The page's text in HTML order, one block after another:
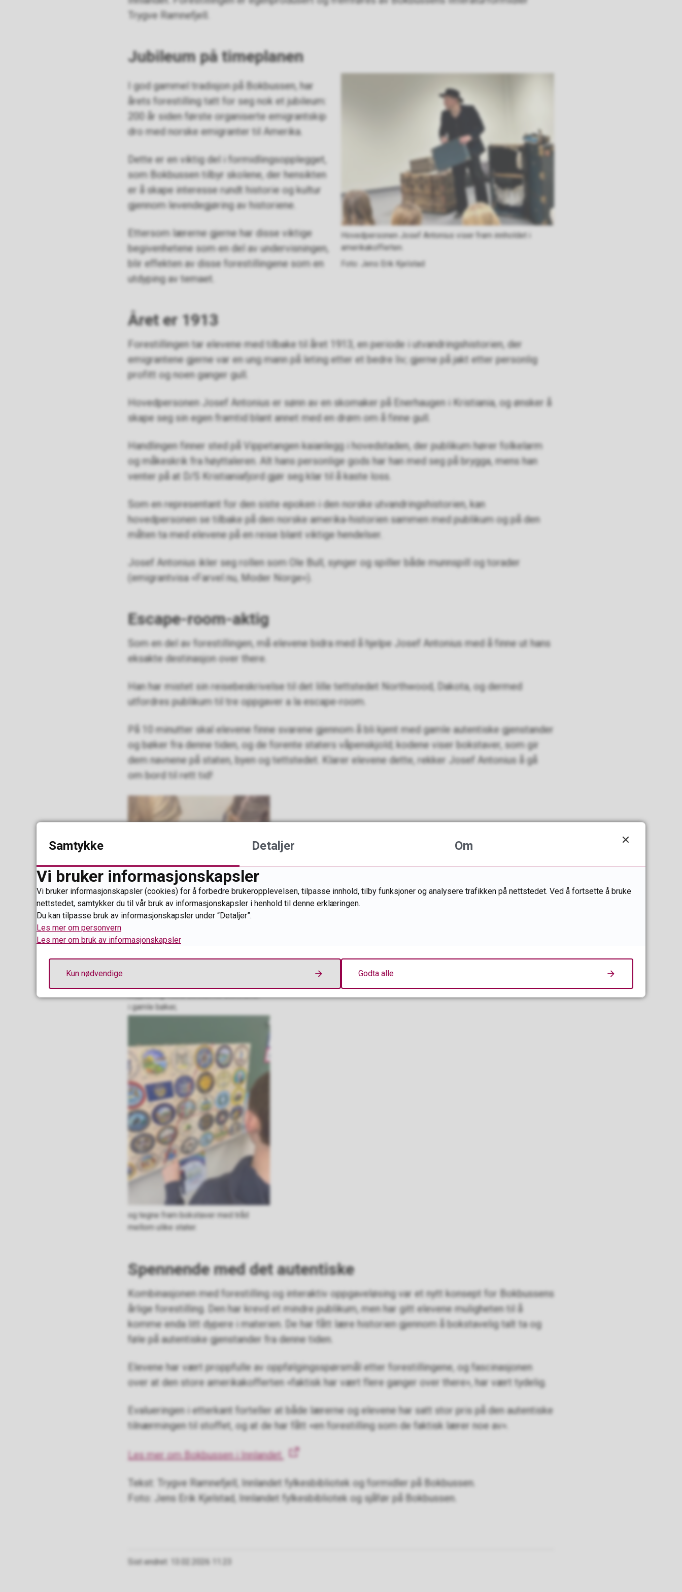
Trygve Ramnefjell.
Jubileum på timeplanen
Hovedpersonen Josef Antonius viser fram innholdet i
amerikakofferten.
Jens Erik Kjelstad
I god gammel tradisjon på Bokbussen, har
årets forestilling tatt for seg nok et jubileum:
200 år siden første organiserte emigrantskip
dro med norske emigranter til Amerika.
Dette er en viktig del i formidlingsopplegget,
som Bokbussen tilbyr skolene, der hensikten
er å skape interesse rundt historie og kultur
gjennom levendegjøring av historiene.
Ettersom lærerne gjerne har disse viktige
begivenhetene som en del av undervisningen,
blir effekten av disse forestillingene som en
utdyping av temaet.
Året er 1913
Forestillingen tar elevene med tilbake til året 1913, en periode i utvandringshistorien, der
emigrantene gjerne var en ung mann på leting etter et bedre liv; gjerne på jakt etter personlig
profitt og noen ganger gull.
Hovedpersonen Josef Antonius er sønn av en skomaker på Enerhaugen i Kristiania, og ønsker å
skape seg sin egen framtid blant annet med en drøm om å finne gull.
Handlingen finner sted på Vippetangen kaianlegg i hovedstaden, der publikum hører folkelarm
og måkeskrik fra høyttaleren. Alt hans personlige gods har han med seg på brygga, mens han
venter på at D/S Kristianiafjord gjør seg klar til å kaste loss.
Som en representant for den siste epoken i den norske utvandringshistorien, kan
hovedpersonen se tilbake på den norske amerika-historien sammen med publikum og på den
måten ta med elevene på en reise blant viktige hendelser.
Josef Antonius ikler seg rollen som Ole Bull, synger og spiller både munnspill og torader
(emigrantvisa «Farvel nu, Moder Norge»).
Escape-room-aktig
Som en del av forestillingen, må elevene bidra med å hjelpe Josef Antonius med å finne ut hans
eksakte destinasjon over there.
Han har mistet sin reisebeskrivelse til det lille tettstedet Northwood, Dakota, og dermed
utfordres publikum til tre oppgaver a la escape-room.
På 10 minutter skal elevene finne svarene gjennom å bli kjent med gamle autentiske gjenstander
og bøker fra denne tiden, og de forente staters våpenskjold; kodene viser bokstaver, som gir
dem navnene på staten, byen og tettstedet. Klarer elevene dette, rekker Josef Antonius å gå
om bord til rett tid!
Kryptering: finne bestemte bokstaver
i gamle bøker,
og tegne fram bokstaver med tråd
mellom ulike stater.
Spennende med det autentiske
Kombinasjonen med forestilling og interaktiv oppgaveløsing var et nytt konsept for Bokbussens
årlige forestilling. Den har krevd et mindre publikum, men har gitt elevene muligheten til å
komme enda litt dypere i materien. De har fått lære historien gjennom å bokstavelig talt ta og
føle på autentiske gjenstander fra denne tiden.
Elevene har vært proppfulle av oppfølgingsspørsmål etter forestillingene, og fascinasjonen
over at den store amerikakofferten «faktisk har vært flere ganger over there», har vært tydelig.
Evalueringen i etterkant forteller at både lærerne og elevene har satt stor pris på den autentiske
tilnærmingen til stoffet, og at de har fått «en forestilling som de faktisk lærer noe av».
Les mer om Bokbussen i Innlandet.
Tekst: Trygve Ramnefjell, Innlandet fylkesbibliotek og formidler på Bokbussen.
Foto: Jens Erik Kjelstad, Innlandet fylkesbibliotek og sjåfør på Bokbussen.
Sist endret 13.02.2026 11.23
Samtykke Detaljer Om
Vi bruker informasjonskapsler
Vi bruker informasjonskapsler (cookies) for å forbedre brukeropplevelsen, tilpasse innhold, tilby funksjoner og analysere trafikken på nettstedet. Ved å fortsette å bruke
nettstedet, samtykker du til vår bruk av informasjonskapsler i henhold til denne erklæringen.
Du kan tilpasse bruk av informasjonskapsler under “Detaljer”.
Les mer om personvern
Les mer om bruk av informasjonskapsler
Kun nødvendige Godta alle